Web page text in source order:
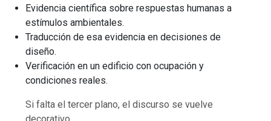
Evidencia científica sobre respuestas humanas a
estímulos ambientales.
Traducción de esa evidencia en decisiones de
diseño.
Verificación en un edificio con ocupación y
condiciones reales.
Si falta el tercer plano, el discurso se vuelve